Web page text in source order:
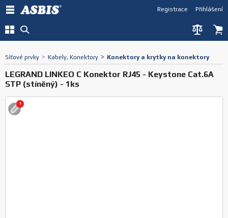
Přihlášení
Registrace
Síťové prvky > Kabely, Konektory > Konektory a krytky na konektory
LEGRAND LINKEO C Konektor RJ45 - Keystone Cat.6A
STP (stíněný) - 1ks
1